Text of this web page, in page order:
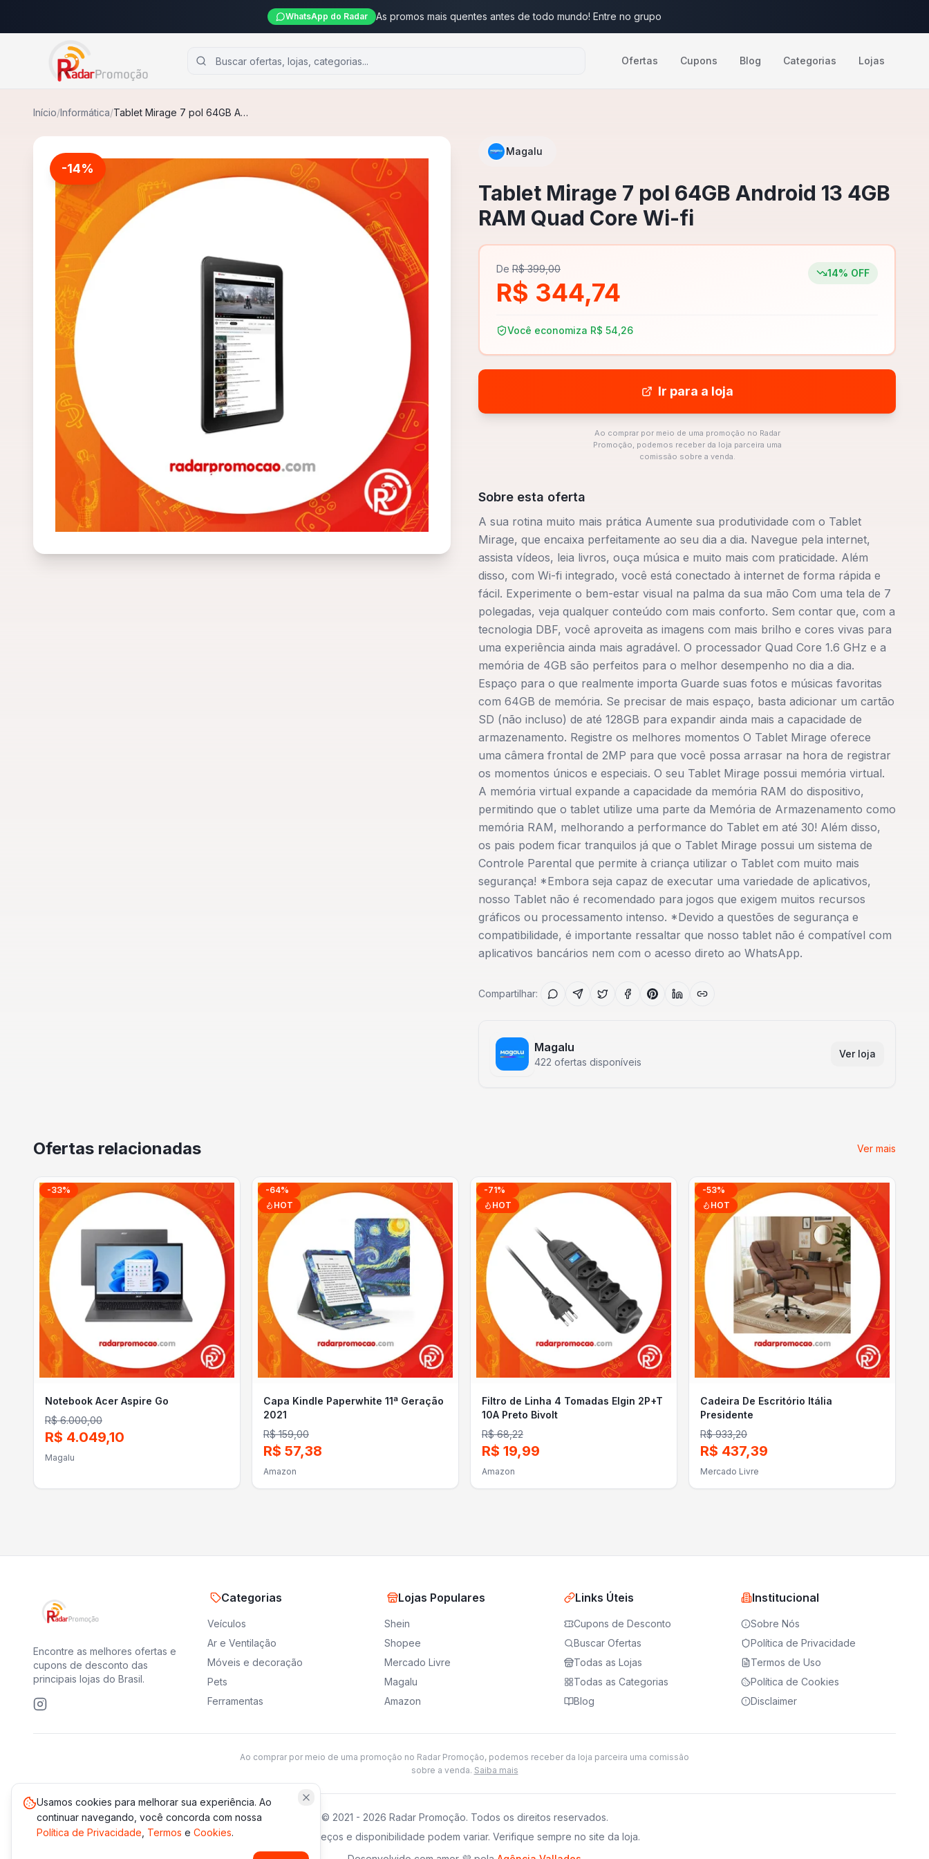
WhatsApp do Radar As promos mais quentes antes de todo mundo! Entre no grupo
Ofertas Cupons Blog Categorias Lojas
Início/Informática/ Tablet Mirage 7 pol 64GB Android 13 4GB RAM Quad Core Wi-fi
-14%
Magalu
Tablet Mirage 7 pol 64GB Android 13 4GB
RAM Quad Core Wi-fi
De R$ 399,00
R$ 344,74
14% OFF
Você economiza R$ 54,26
Ir para a loja
Ao comprar por meio de uma promoção no Radar
Promoção, podemos receber da loja parceira uma
comissão sobre a venda.
Sobre esta oferta
A sua rotina muito mais prática Aumente sua produtividade com o Tablet
Mirage, que encaixa perfeitamente ao seu dia a dia. Navegue pela internet,
assista vídeos, leia livros, ouça música e muito mais com praticidade. Além
disso, com Wi-fi integrado, você está conectado à internet de forma rápida e
fácil. Experimente o bem-estar visual na palma da sua mão Com uma tela de 7
polegadas, veja qualquer conteúdo com mais conforto. Sem contar que, com a
tecnologia DBF, você aproveita as imagens com mais brilho e cores vivas para
uma experiência ainda mais agradável. O processador Quad Core 1.6 GHz e a
memória de 4GB são perfeitos para o melhor desempenho no dia a dia.
Espaço para o que realmente importa Guarde suas fotos e músicas favoritas
com 64GB de memória. Se precisar de mais espaço, basta adicionar um cartão
SD (não incluso) de até 128GB para expandir ainda mais a capacidade de
armazenamento. Registre os melhores momentos O Tablet Mirage oferece
uma câmera frontal de 2MP para que você possa arrasar na hora de registrar
os momentos únicos e especiais. O seu Tablet Mirage possui memória virtual.
A memória virtual expande a capacidade da memória RAM do dispositivo,
permitindo que o tablet utilize uma parte da Memória de Armazenamento como
memória RAM, melhorando a performance do Tablet em até 30! Além disso,
os pais podem ficar tranquilos já que o Tablet Mirage possui um sistema de
Controle Parental que permite à criança utilizar o Tablet com muito mais
segurança! *Embora seja capaz de executar uma variedade de aplicativos,
nosso Tablet não é recomendado para jogos que exigem muitos recursos
gráficos ou processamento intenso. *Devido a questões de segurança e
compatibilidade, é importante ressaltar que nosso tablet não é compatível com
aplicativos bancários nem com o acesso direto ao WhatsApp.
Compartilhar:
Magalu
422 ofertas disponíveis
Ver loja
Ofertas relacionadas Ver mais
-33%
Notebook Acer Aspire Go
R$ 6.000,00
R$ 4.049,10
Magalu
-64%
HOT
Capa Kindle Paperwhite 11ª Geração
2021
R$ 159,00
R$ 57,38
Amazon
-71%
HOT
Filtro de Linha 4 Tomadas Elgin 2P+T
10A Preto Bivolt
R$ 68,22
R$ 19,99
Amazon
-53%
HOT
Cadeira De Escritório Itália
Presidente
R$ 933,20
R$ 437,39
Mercado Livre
Encontre as melhores ofertas e
cupons de desconto das
principais lojas do Brasil.
Categorias
Veículos
Ar e Ventilação
Móveis e decoração
Pets
Ferramentas
Lojas Populares
Shein
Shopee
Mercado Livre
Magalu
Amazon
Links Úteis
Cupons de Desconto
Buscar Ofertas
Todas as Lojas
Todas as Categorias
Blog
Institucional
Sobre Nós
Política de Privacidade
Termos de Uso
Política de Cookies
Disclaimer
Ao comprar por meio de uma promoção no Radar Promoção, podemos receber da loja parceira uma comissão
sobre a venda. Saiba mais
© 2021 - 2026 Radar Promoção. Todos os direitos reservados.
*Os preços e disponibilidade podem variar. Verifique sempre no site da loja.
Usamos cookies para melhorar sua experiência. Ao
continuar navegando, você concorda com nossa
Política de Privacidade Termos e Cookies.